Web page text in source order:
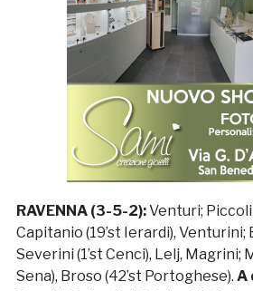
RAVENNA (3-5-2):Venturi; Piccoli
Capitanio (19’st Ierardi), Venturini;
Severini (1’st Cenci), Lelj, Magrini;
Sena), Broso (42’st Portoghese). A